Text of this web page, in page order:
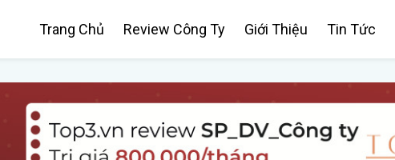
Trang Chủ Review Công Ty Giới Thiệu Tin Tức